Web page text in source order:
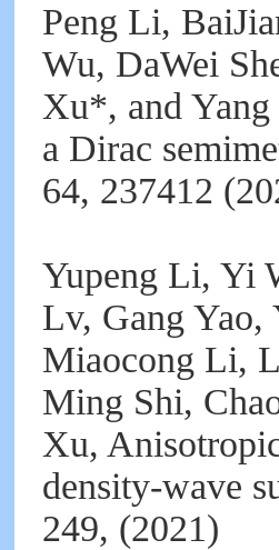
Peng Li,
Wu, DaWei
Xu*, and
a Dirac
64, 237412
Yupeng Li, Yi
Lv, Gang
Miaocong Li,
Ming Shi,
Xu,
density-wave
249, (2021)